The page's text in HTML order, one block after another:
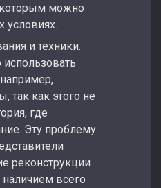
можно
условиях.
и техники.
так как этого не
где
Эту проблему
реконструкции
всего